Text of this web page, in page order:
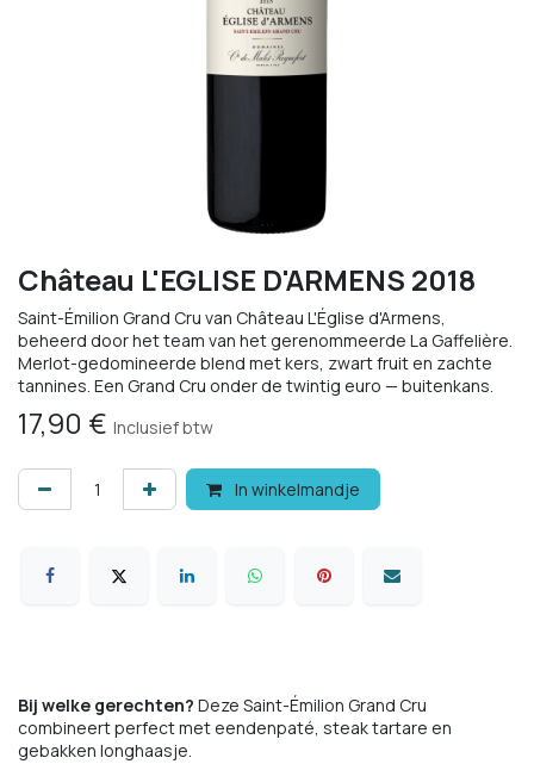
Château L'EGLISE D'ARMENS 2018
Saint-Émilion Grand Cru van Château L'Église d'Armens,
beheerd door het team van het gerenommeerde La Gaffelière.
Merlot-gedomineerde blend met kers, zwart fruit en zachte
tannines. Een Grand Cru onder de twintig euro — buitenkans.
17,90 € Inclusief btw
In winkelmandje
Bij welke gerechten? Deze Saint-Émilion Grand Cru
combineert perfect met eendenpaté, steak tartare en
gebakken longhaasje.